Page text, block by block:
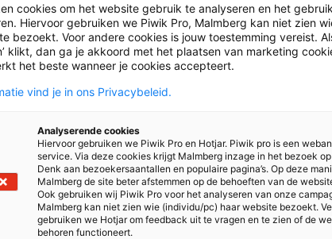
tenslotte om de toekomstvan onze kinderen en de
aan duurzameoplossingen.We werken voortdurend
We geloven dat duurzame ontwikkeling en
we je graag zien hoe we dat concreet doen.
Als
cookies om het website gebruik te analyseren en het
Hiervoor gebruiken we Piwik Pro, Malmberg kan niet zien
bezoekt. Voor andere cookies is jouw toestemming vereist.
klikt, dan ga je akkoord met het plaatsen van marketing
het beste wanneer je cookies accepteert.
vind je in ons Privacybeleid.
Analyserende cookies
Hiervoor gebruiken we Piwik Pro en Hotjar. Piwik pro is een
service. Via deze cookies krijgt Malmberg inzage in het bezoek
Denk aan bezoekersaantallen en populaire pagina’s. Op deze
Malmberg de site beter afstemmen op de behoeften van de
Ook gebruiken wij Piwik Pro voor het analyseren van onze
Malmberg kan niet zien wie (individu/pc) haar website bezoekt.
gebruiken we Hotjar om feedback uit te vragen en te zien of de
behoren functioneert.